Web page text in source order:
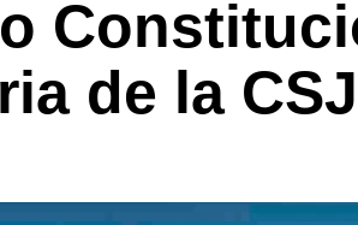
de la CSJ